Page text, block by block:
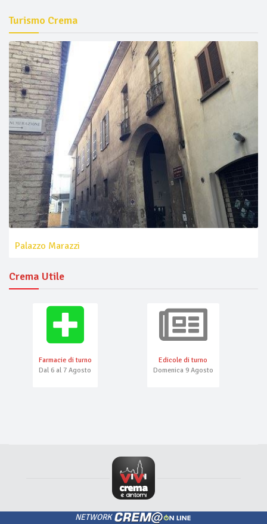
Turismo Crema
Palazzo Marazzi
Crema Utile
Farmacie di turno
Dal 6 al 7 Agosto
Edicole di turno
Domenica 9 Agosto
NETWORK